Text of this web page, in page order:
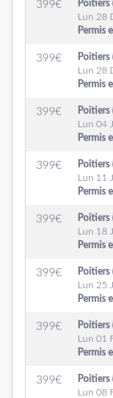
399€
Poitiers
Lun 28
Permis
399€
Poitiers
Lun 28
Permis
399€
Poitiers
Lun 04
Permis
399€
Poitiers
Lun 11
Permis
399€
Poitiers
Lun 18
Permis
399€
Poitiers
Lun 25
Permis
399€
Poitiers
Lun 01
Permis
399€
Poitiers
Lun 08